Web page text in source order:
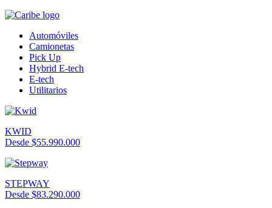
Automóviles
Camionetas
Pick Up
Hybrid E-tech
E-tech
Utilitarios
KWID
Desde $55.990.000
STEPWAY
Desde $83.290.000